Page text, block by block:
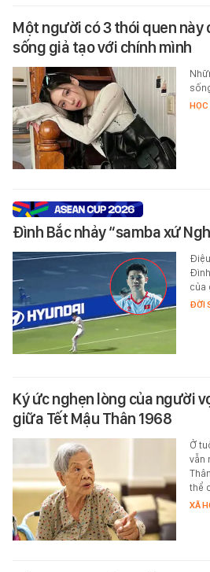
Một người có 3 thói quen này
sống giả tạo với chính mình
Đình Bắc nhảy “samba xứ
của
ĐỜI
Ký ức nghẹn lòng của người
giữa Tết Mậu Thân 1968
Ở
vẫn
thể
XÃ